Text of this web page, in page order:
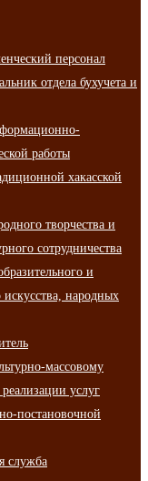
персонал
отдела бухучета и
работы
хакасской
творчества и
сотрудничества
и
народных
массовому
услуг
постановочной
служба